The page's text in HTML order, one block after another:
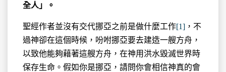
全人」。
聖經作者並沒有交代挪亞之前是做什麼工作[1] ，不
過神卻在這個時候，吩咐挪亞要去建造一艘方舟，
以致他能夠藉著這艘方舟，在神用洪水毀滅世界時
保存生命。假如你是挪亞，請問你會相信神真的會